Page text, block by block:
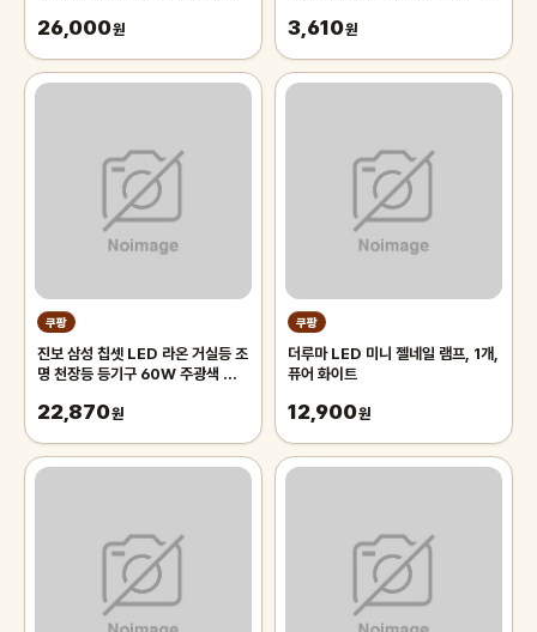
26,000원 3,610원
쿠팡
진보 삼성 칩셋 LED 라온 거실등 조
명 천장등 등기구 60W 주광색 플리
22,870원
쿠팡
더루마 LED 미니 젤네일 램프, 1개,
퓨어 화이트
12,900원